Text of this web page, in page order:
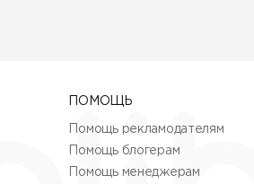
ПОМОЩЬ
Помощь рекламодателям
Помощь блогерам
Помощь менеджерам